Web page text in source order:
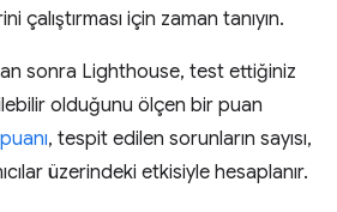
çalıştırması için zaman tanıyın.
sonra Lighthouse, test ettiğiniz
olduğunu ölçen bir puan
, tespit edilen sorunların sayısı,
üzerindeki etkisiyle hesaplanır.